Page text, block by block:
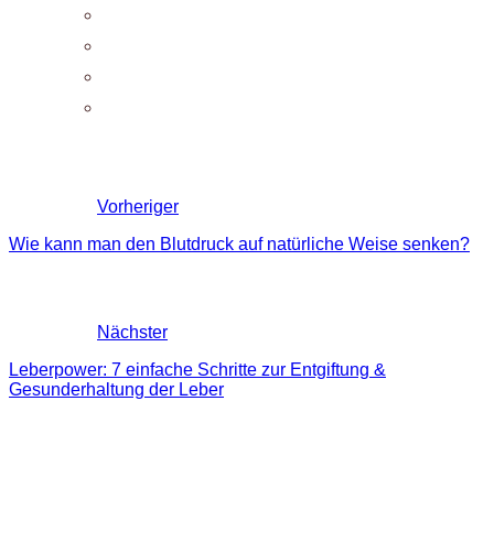
Vorheriger
Wie kann man den Blutdruck auf natürliche Weise senken?
Nächster
Leberpower: 7 einfache Schritte zur Entgiftung &
Gesunderhaltung der Leber